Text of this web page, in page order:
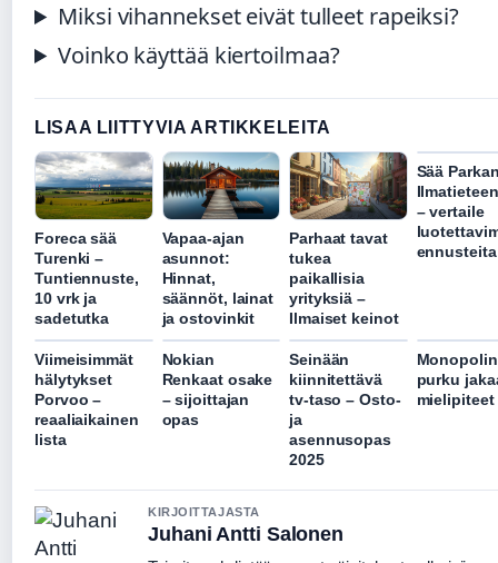
Miksi vihannekset eivät tulleet rapeiksi?
Voinko käyttää kiertoilmaa?
LISAA LIITTYVIA ARTIKKELEITA
Foreca sää
Turenki –
Tuntiennuste,
10 vrk ja
sadetutka
Vapaa-ajan
asunnot:
Hinnat,
säännöt, lainat
ja ostovinkit
Parhaat tavat
tukea
paikallisia
yrityksiä –
Ilmaiset keinot
Sää
– vertaile
ennusteita
Viimeisimmät
hälytykset
Porvoo –
reaaliaikainen
lista
Nokian
Renkaat osake
– sijoittajan
opas
Seinään
kiinnitettävä
tv-taso – Osto-
ja
asennusopas
2025
Monopolin
purku
mielipiteet
KIRJOITTAJASTA
Juhani Antti Salonen